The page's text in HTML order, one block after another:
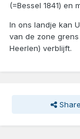
(=Bessel 1841) en
In ons landje kan
van de zone
Heerlen) verblijft.
Share